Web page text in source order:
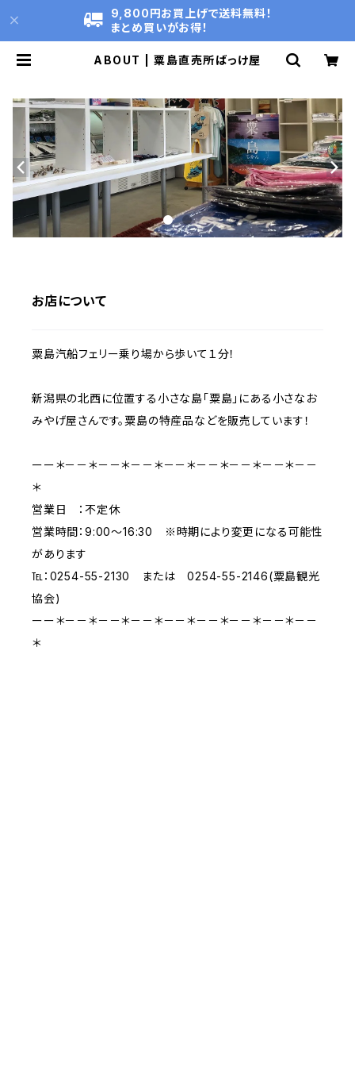
9,800円お買上げで送料無料！
まとめ買いがお得！
ABOUT | 粟島直売所ばっけ屋
お店について
粟島汽船フェリー乗り場から歩いて１分！
新潟県の北西に位置する小さな島「粟島」にある小さなお
みやげ屋さんです。粟島の特産品などを販売しています！
ーー＊－－＊－－＊－－＊－－＊－－＊－－＊－－＊－－
＊
営業日 ：不定休
営業時間：9:00～16:30 ※時期により変更になる可能性
があります
℡：0254-55-2130 または 0254-55-2146(粟島観光
協会)
ーー＊－－＊－－＊－－＊－－＊－－＊－－＊－－＊－－
＊